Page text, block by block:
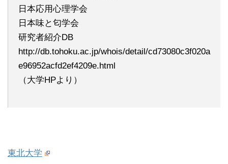
日本応用心理学会
日本味と匂学会
研究者紹介DB
http://db.tohoku.ac.jp/whois/detail/cd73080c3f020a
e96952acfd2ef4209e.html
（大学HPより）
東北大学